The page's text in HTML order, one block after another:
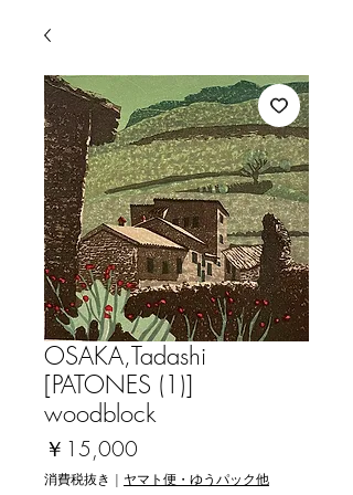
OSAKA,Tadashi
[PATONES (1)]
woodblock
￥15,000
格
消費税抜き | ヤマト便・ゆうパック他